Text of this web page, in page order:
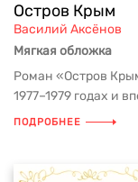
Остров Крым
Василий Аксёнов
Мягкая обложка
Роман «Остров
1977–1979 годах и
ПОДРОБНЕЕ